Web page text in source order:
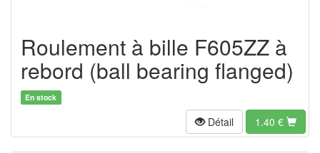
Roulement à bille F605ZZ à
rebord (ball bearing flanged)
En stock
Détail 1.40 €